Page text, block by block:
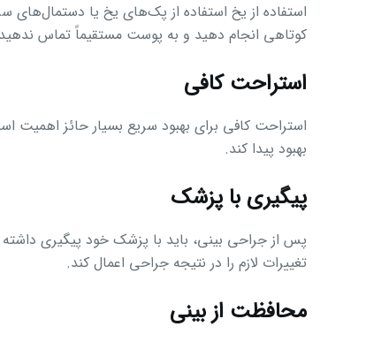
استفاده از یخ استفاده از پک‌های یخ یا
کوتاهی انجام دهید و به پوست مستقیماً تماس
استراحت کافی
استراحت کافی برای بهبود سریع بسیار حائز اهمیت
بهبود پیدا کند.
پیگیری با پزشک
پس از جراحی بینی، باید با پزشک خود پیگیری داشته
تغییرات لازم را در نتیجه جراحی اعمال کند.
محافظت از بینی